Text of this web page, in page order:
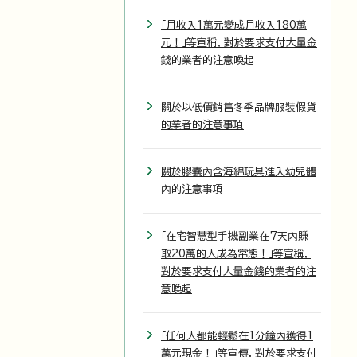
「月收入1萬元變成月收入180萬
元！」等宣稱，對於要求支付大量金
錢的業者的注意喚起
關於以低價銷售冬季品牌服裝假貨
的業者的注意事項
關於膠囊內含海綿玩具進入幼兒體
內的注意事項
「在宅智慧型手機副業在7天內賺
取20萬的人成為常態！」等宣稱，
對於要求支付大量金錢的業者的注
意喚起
「任何人都能輕鬆在1分鐘內獲得1
萬元現金！」等宣傳，對於要求支付